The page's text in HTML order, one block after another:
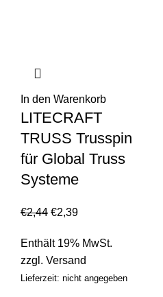
In den Warenkorb
LITECRAFT
TRUSS Trusspin
für Global Truss
Systeme
€2,44 €2,39
Enthält 19% MwSt.
zzgl. Versand
Lieferzeit: nicht angegeben